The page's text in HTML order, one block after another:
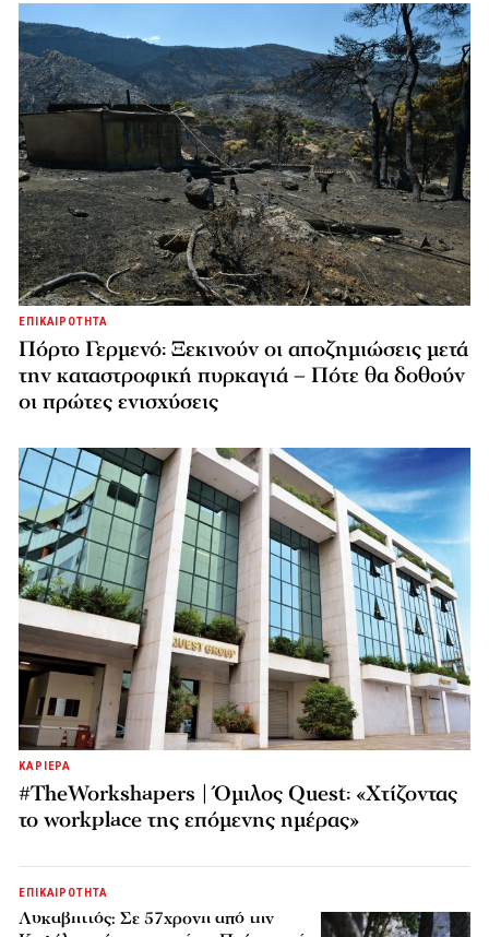
ΕΠΙΚΑΙΡΟΤΗΤΑ
Πόρτο Γερμενό: Ξεκινούν οι αποζημιώσεις μετά
την καταστροφική πυρκαγιά – Πότε θα δοθούν
οι πρώτες ενισχύσεις
ΚΑΡΙΕΡΑ
#TheWorkshapers | Όμιλος Quest: «Χτίζοντας
το workplace της επόμενης ημέρας»
ΕΠΙΚΑΙΡΟΤΗΤΑ
Λυκαβηττός: Σε 57χρονη από την